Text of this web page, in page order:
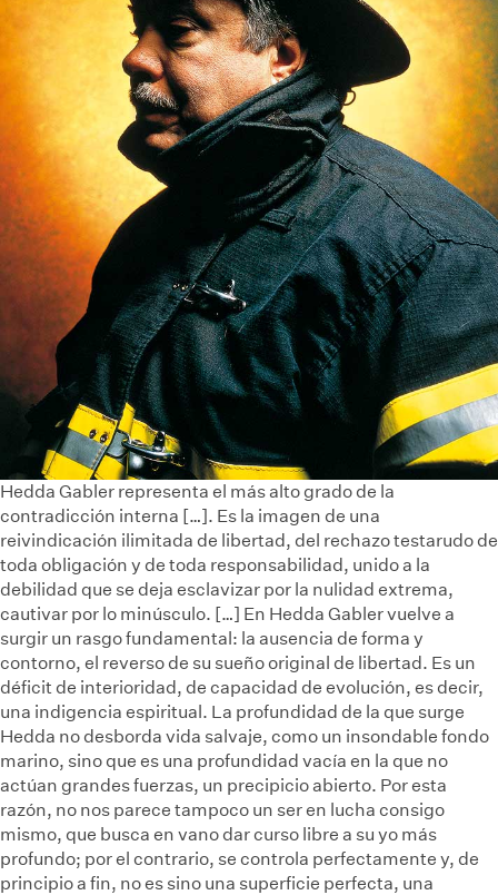
Hedda Gabler representa el más alto grado de la
contradicción interna […]. Es la imagen de una
reivindicación ilimitada de libertad, del rechazo testarudo de
toda obligación y de toda responsabilidad, unido a la
debilidad que se deja esclavizar por la nulidad extrema,
cautivar por lo minúsculo. […] En Hedda Gabler vuelve a
surgir un rasgo fundamental: la ausencia de forma y
contorno, el reverso de su sueño original de libertad. Es un
déficit de interioridad, de capacidad de evolución, es decir,
una indigencia espiritual. La profundidad de la que surge
Hedda no desborda vida salvaje, como un insondable fondo
marino, sino que es una profundidad vacía en la que no
actúan grandes fuerzas, un precipicio abierto. Por esta
razón, no nos parece tampoco un ser en lucha consigo
mismo, que busca en vano dar curso libre a su yo más
profundo; por el contrario, se controla perfectamente y, de
principio a fin, no es sino una superficie perfecta, una